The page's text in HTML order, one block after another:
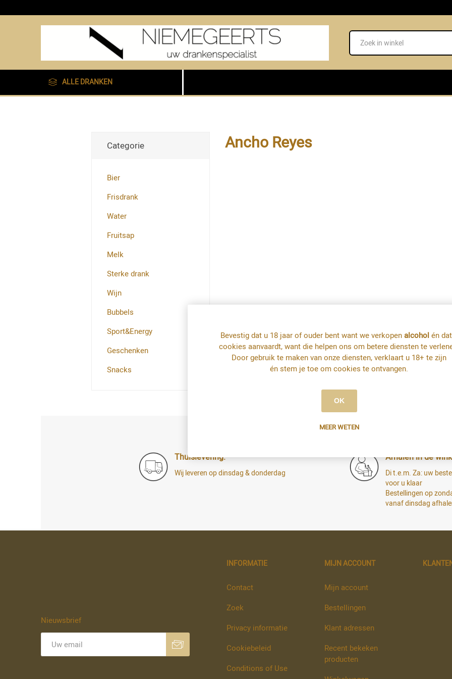
ALLE DRANKEN
Categorie
Bier
Frisdrank
Water
Fruitsap
Melk
Sterke drank
Wijn
Bubbels
Sport&Energy
Geschenken
Snacks
Ancho Reyes
Thuislevering:
Wij leveren op dinsdag & donderdag
Afhalen in de
Di t.e.m. Za: uw
voor u klaar
Bestellingen op
vanaf dinsdag
Nieuwsbrief
INFORMATIE
Contact
Zoek
Privacy informatie
Cookiebeleid
Conditions of Use
MIJN ACCOUNT
Mijn account
Bestellingen
Klant adressen
Recent bekeken
producten
Bevestig dat u 18 jaar of ouder bent want we verkopenalcoholén
cookies aanvaardt, want die helpen ons om betere diensten te
Door gebruik te maken van onze diensten, verklaart u 18+ te zijn
én stem je toe om cookies te ontvangen.
OK
MEER WETEN